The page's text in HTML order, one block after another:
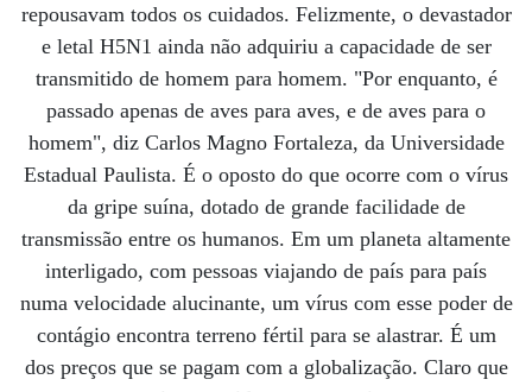
repousavam todos os cuidados. Felizmente, o devastador
e letal H5N1 ainda não adquiriu a capacidade de ser
transmitido de homem para homem. "Por enquanto, é
passado apenas de aves para aves, e de aves para o
homem", diz Carlos Magno Fortaleza, da Universidade
Estadual Paulista. É o oposto do que ocorre com o vírus
da gripe suína, dotado de grande facilidade de
transmissão entre os humanos. Em um planeta altamente
interligado, com pessoas viajando de país para país
numa velocidade alucinante, um vírus com esse poder de
contágio encontra terreno fértil para se alastrar. É um
dos preços que se pagam com a globalização. Claro que